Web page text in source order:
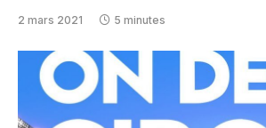
2 mars 2021 5 minutes